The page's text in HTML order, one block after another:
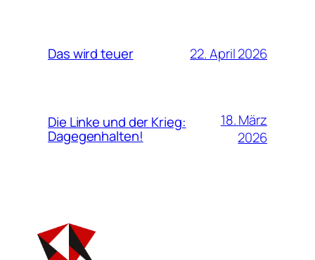
Das wird teuer 22. April 2026
Die Linke und der Krieg:
Dagegenhalten!
18. März
2026